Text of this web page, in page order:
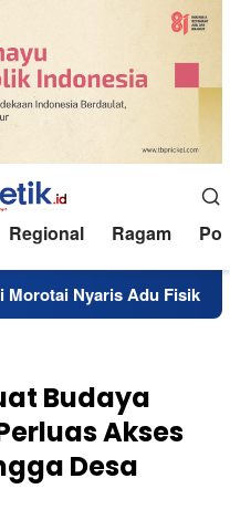
Regional Ragam
Adu Fisik
Budaya
Akses
Desa